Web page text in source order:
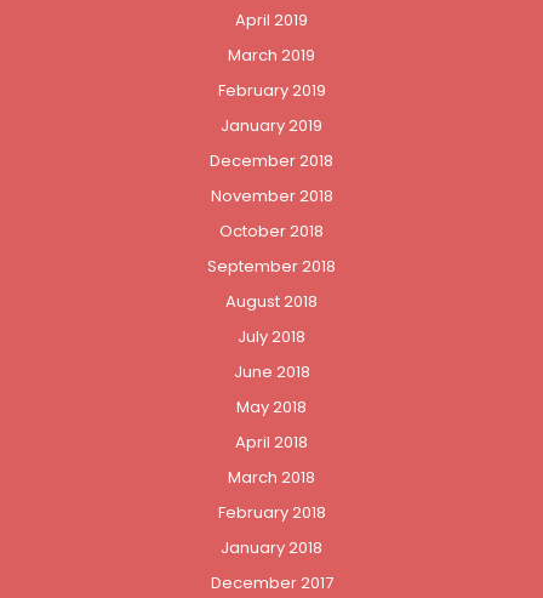
April 2019
March 2019
February 2019
January 2019
December 2018
November 2018
October 2018
September 2018
August 2018
July 2018
June 2018
May 2018
April 2018
March 2018
February 2018
January 2018
December 2017